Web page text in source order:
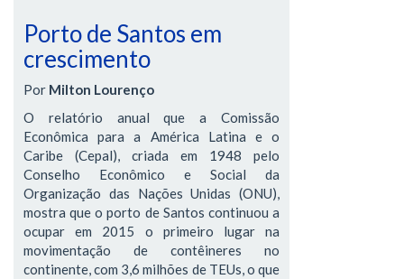
Porto de Santos em
crescimento
Por Milton Lourenço
O relatório anual que a Comissão
Econômica para a América Latina e o
Caribe (Cepal), criada em 1948 pelo
Conselho Econômico e Social da
Organização das Nações Unidas (ONU),
mostra que o porto de Santos continuou a
ocupar em 2015 o primeiro lugar na
movimentação de contêineres no
continente, com 3,6 milhões de TEUs, o que